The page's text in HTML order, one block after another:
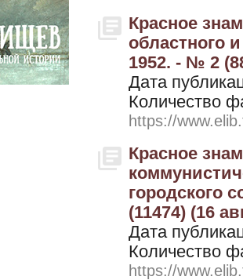
Красное
областного
1952. - № 2
Дата
Количество
https://
Красное
городского
(11474) (16
Дата
Количество
https://